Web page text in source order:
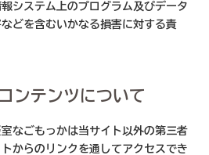
システム上のプログラム及びデータ
どを含むいかなる損害に対する責
ンテンツについて
なごもっかは当サイト以外の第三者
からのリンクを通してアクセスでき